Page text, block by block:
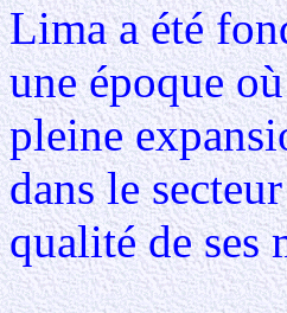
Lima a été
une époque
pleine
dans le
qualité de ses